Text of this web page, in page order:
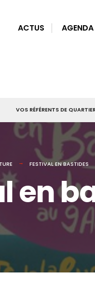
ACTUS AGENDA
VOS RÉFÉRENTS DE
FESTIVAL EN BASTIDES
en